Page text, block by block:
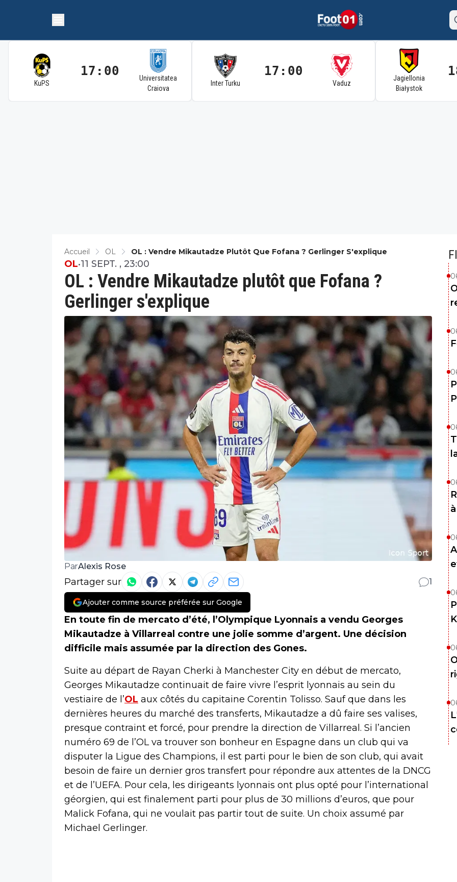
KuPS
17:00
Universitatea
Craiova
Inter Turku
17:00
Vaduz
Jagiellonia
Białystok
Accueil OL OL : Vendre Mikautadze Plutôt Que Fofana ? Gerlinger S'explique
OL : Vendre Mikautadze plutôt que Fofana ?
Gerlinger s'explique
OL•11 SEPT. , 23:00
ParAlexis Rose
Partager sur 1
Ajouter comme source préférée sur Google
En toute fin de mercato d’été, l’Olympique Lyonnais a vendu Georges
Mikautadze à Villarreal contre une jolie somme d’argent. Une décision
difficile mais assumée par la direction des Gones.
Suite au départ de Rayan Cherki à Manchester City en début de mercato,
Georges Mikautadze continuait de faire vivre l’esprit lyonnais au sein du
vestiaire de l’OL aux côtés du capitaine Corentin Tolisso. Sauf que dans les
dernières heures du marché des transferts, Mikautadze a dû faire ses valises,
presque contraint et forcé, pour prendre la direction de Villarreal. Si l’ancien
numéro 69 de l’OL va trouver son bonheur en Espagne dans un club qui va
disputer la Ligue des Champions, il est parti pour le bien de son club, qui avait
besoin de faire un dernier gros transfert pour répondre aux attentes de la DNCG
et de l’UEFA. Pour cela, les dirigeants lyonnais ont plus opté pour l’international
géorgien, qui est finalement parti pour plus de 30 millions d’euros, que pour
Malick Fofana, qui ne voulait pas partir tout de suite. Un choix assumé par
Michael Gerlinger.